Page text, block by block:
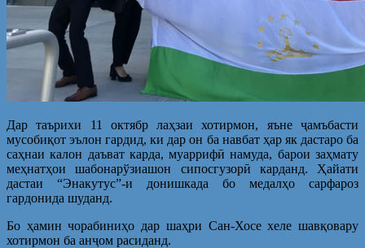
Дар таърихи 11 октябр лаҳзаи хотирмон, яъне ҷамъбасти
мусобиқот эълон гардид, ки дар он ба навбат ҳар як дастаро ба
саҳнаи калон даъват карда, муаррифӣ намуда, барои заҳмату
меҳнатҳои шабонарўзиашон сипосгузорӣ карданд. Ҳайати
дастаи “Энакутус”-и донишкада бо медалҳо сарфароз
гардонида шуданд.
Бо ҳамин чорабиниҳо дар шаҳри Сан-Хосе хеле шавқовару
хотирмон ба анҷом расиданд.